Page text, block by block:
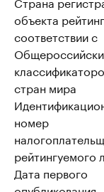
объекта
соответствии с
стран мира
номер
рейтингуемого
Дата первого